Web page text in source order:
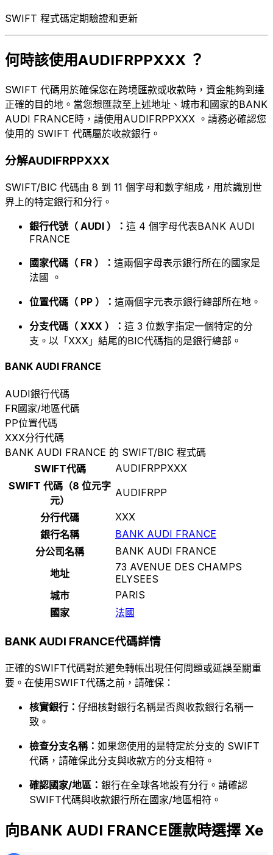
SWIFT 程式碼定期驗證和更新
何時該使用AUDIFRPPXXX ？
SWIFT 代碼用於確保您在跨境匯款或收款時，資金能夠到達
正確的目的地。當您想匯款至上述地址、城市和國家的BANK
AUDI FRANCE時，請使用AUDIFRPPXXX 。請務必確認您
使用的 SWIFT 代碼屬於收款銀行。
分解AUDIFRPPXXX
SWIFT/BIC 代碼由 8 到 11 個字母和數字組成，用於識別世
界上的特定銀行和分行。
銀行代號（ AUDI ）： 這 4 個字母代表BANK AUDI
FRANCE
國家代碼（ FR ）： 這兩個字母表示銀行所在的國家是
法國 。
位置代碼（ PP ）： 這兩個字元表示銀行總部所在地。
分支代碼（ XXX ）： 這 3 位數字指定一個特定的分
支。以「XXX」結尾的BIC代碼指的是銀行總部。
BANK AUDI FRANCE
AUDI銀行代碼
FR國家/地區代碼
PP位置代碼
XXX分行代碼
BANK AUDI FRANCE 的 SWIFT/BIC 程式碼
SWIFT代碼
AUDIFRPPXXX
SWIFT 代碼（8 位元字
元）
AUDIFRPP
分行代碼
XXX
銀行名稱
BANK AUDI FRANCE
分公司名稱
BANK AUDI FRANCE
地址
73 AVENUE DES CHAMPS
ELYSEES
城市
PARIS
國家
法國
BANK AUDI FRANCE代碼詳情
正確的SWIFT代碼對於避免轉帳出現任何問題或延誤至關重
要。在使用SWIFT代碼之前，請確保：
核實銀行： 仔細核對銀行名稱是否與收款銀行名稱一
致。
檢查分支名稱： 如果您使用的是特定於分支的 SWIFT
代碼，請確保此分支與收款方的分支相符。
確認國家/地區： 銀行在全球各地設有分行。請確認
SWIFT代碼與收款銀行所在國家/地區相符。
向BANK AUDI FRANCE匯款時選擇 Xe